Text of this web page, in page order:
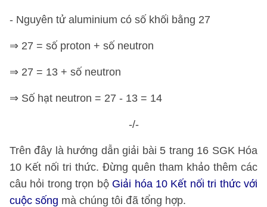
- Nguyên tử aluminium có số khối bằng 27
⇒ 27 = số proton + số neutron
⇒ 27 = 13 + số neutron
⇒ Số hạt neutron = 27 - 13 = 14
-/-
Trên đây là hướng dẫn giải bài 5 trang 16 SGK Hóa
10 Kết nối tri thức. Đừng quên tham khảo thêm các
câu hỏi trong trọn bộ Giải hóa 10 Kết nối tri thức với
cuộc sống mà chúng tôi đã tổng hợp.